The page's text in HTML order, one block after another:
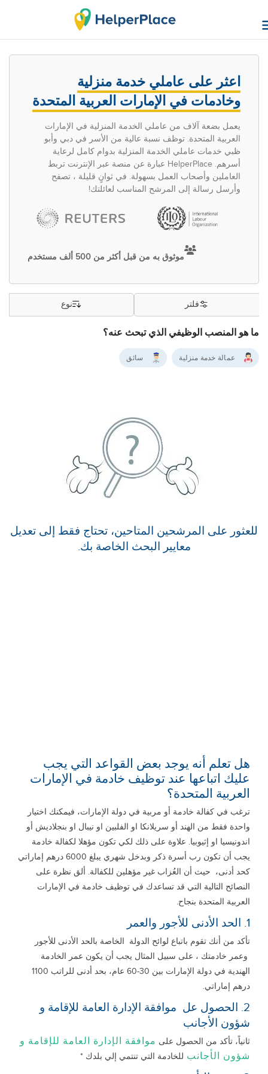
اعثر على عاملي خدمة منزلية
وخادمات في الإمارات العربية المتحدة
يعمل بضعة آلاف من عاملي الخدمة المنزلية في الإمارات
العربية المتحدة. توظف نسبة عالية من الأسر في دبي وأبو
ظبي خدمات عاملي الخدمة المنزلية بدوام كامل لرعاية
أسرهم. HelperPlace عبارة عن منصة عبر الإنترنت تربط
العاملين وأصحاب العمل بسهولة. في ثوانٍ قليلة ، تصفح
وأرسل رسالة إلى المرشح المناسب لعائلتك!
موثوق به من قبل أكثر من 500 ألف مستخدم
ما هو المنصب الوظيفي الذي تبحث عنه؟
فلتر نوع
عمالة خدمة منزلية سائق
للعثور على المرشحين المتاحين، تحتاج فقط إلى تعديل
معايير البحث الخاصة بك.
هل تعلم أنه يوجد بعض القواعد التي يجب
عليك اتباعها عند توظيف خادمة في الإمارات
العربية المتحدة؟
ترغب في كفالة خادمة أو مربية في دولة الإمارات، فيمكنك اختيار
واحدة فقط من الهند أو سريلانكا او الفلبين او نيبال او بنجلاديش أو
اندونيسيا او إثيوبيا. علاوة على ذلك لكي تكون مؤهلا لكفالة خادمة
يجب أن تكون رب أسرة ذكر وبدخل شهري يبلغ 6000 درهم إماراتي
كحد أدنى، حيث أن العُزاب غير مؤهلين للكفالة. ألق نظرة على
النصائح التالية التي قد تساعدك في توظيف خادمة في الإمارات
العربية المتحدة بنجاح.
1. الحد الأدنى للأجور والعمر
تأكد من أنك تقوم باتباع لوائح الدولة الخاصة بالحد الأدنى للأجور
وعمر خادمتك ، على سبيل المثال يجب أن يكون عمر الخادمة
الهندية في دولة الإمارات بين 30-60 عام، بحد أدنى للراتب 1100
درهم إماراتي.
2. الحصول عل موافقة الإدارة العامة للإقامة و
شؤون الأجانب
ثانياً، تأكد من الحصول على موافقة الإدارة العامة للإقامة و
شؤون الأجانب للخادمة التي تنتمي إلي بلدك *